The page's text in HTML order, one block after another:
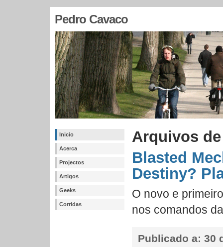
Pedro Cavaco
Inicio
Acerca
Projectos
Artigos
Geeks
Corridas
Arquivos
Blasted
Destiny?
O novo e
nos comandos
Publicado a: 30